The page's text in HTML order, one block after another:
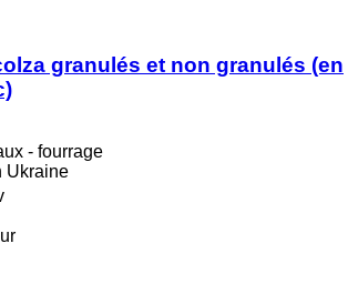
granulés et non granulés (en
- fourrage
Ukraine